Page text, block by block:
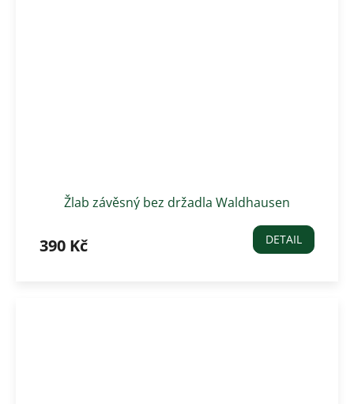
Žlab závěsný bez držadla Waldhausen
390 Kč DETAIL